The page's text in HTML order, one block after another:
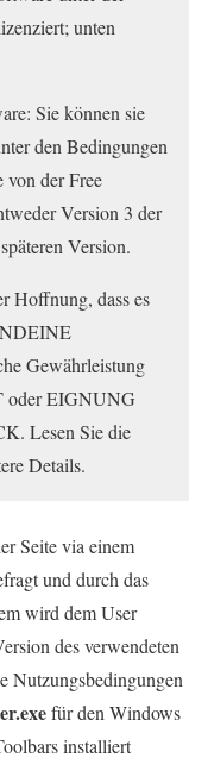
unten
Sie können sie
den Bedingungen
der Free
Version 3 der
Version.
Hoffnung, dass es
Gewährleistung
EIGNUNG
Lesen Sie die
Details.
Seite via einem
und durch das
wird dem User
des verwendeten
Nutzungsbedingungen
für den Windows
installiert